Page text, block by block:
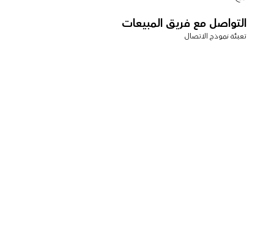
التواصل مع فريق المبيعات
تعبئة نموذج الاتصال